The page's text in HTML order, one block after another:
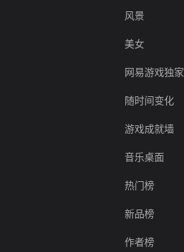
风景
美女
网易游戏独家
随时间变化
游戏成就墙
音乐桌面
热门榜
新品榜
作者榜